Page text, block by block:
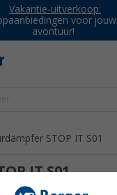
Vakantie-uitverkoop:
voor jouw
avontuur!
STOP IT S01
IT S01